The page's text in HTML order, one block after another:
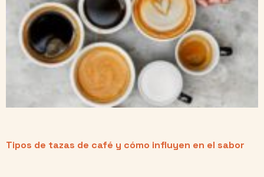
Tipos de tazas de café y cómo influyen en el sabor